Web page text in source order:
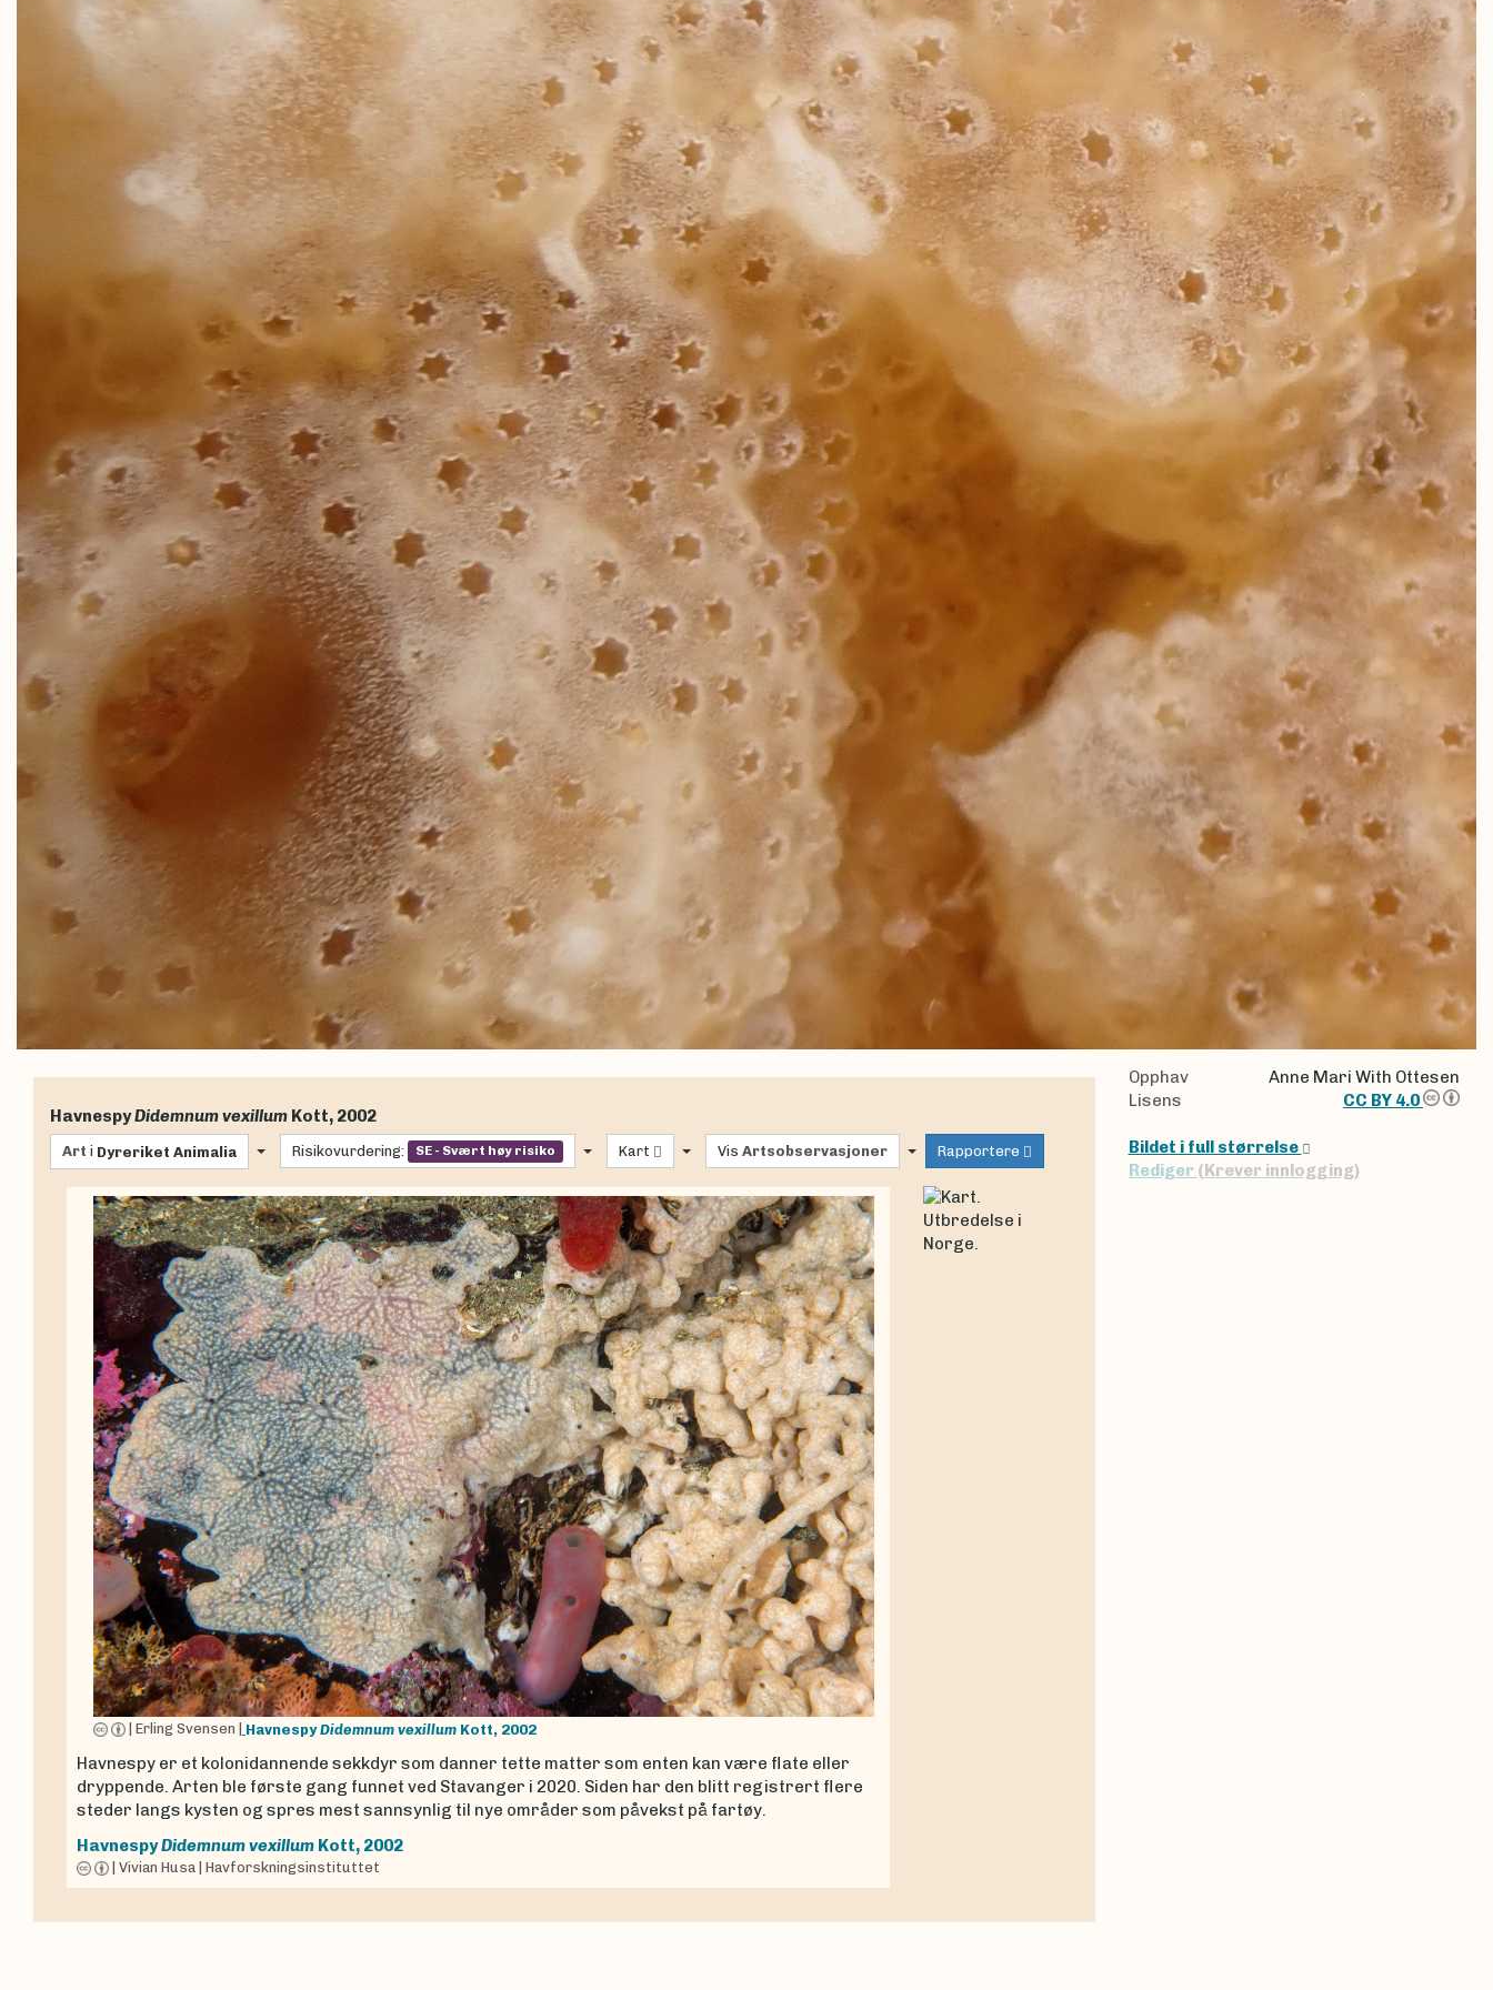
HavnespyDidemnum vexillum Kott, 2002
Art i Dyreriket Animalia Risikovurdering: SE - Svært høy risiko Kart VisArtsobservasjoner Rapportere
Erling Svensen Havnespy Didemnum vexillum Kott, 2002
Havnespy er et kolonidannende sekkdyr som danner tette matter som enten kan være flate eller
dryppende. Arten ble første gang funnet ved Stavanger i 2020. Siden har den blitt registrert flere
steder langs kysten og spres mest sannsynlig til nye områder som påvekst på fartøy.
HavnespyDidemnum vexillum Kott, 2002
Vivian Husa Havforskningsinstituttet
Opphav
Anne Mari With Ottesen
Lisens
CC BY 4.0
Bildet i full størrelse
Rediger (Krever innlogging)